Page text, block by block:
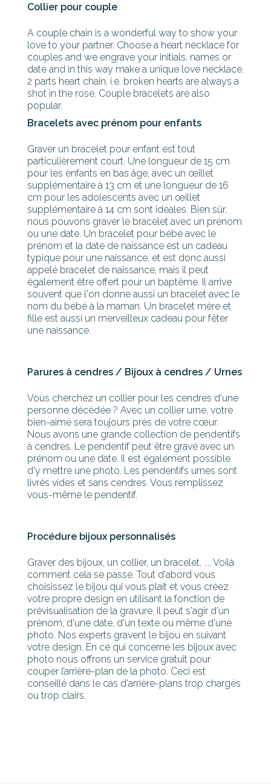
Collier pour couple
A couple chain is a wonderful way to show your
love to your partner. Choose a heart necklace for
couples and we engrave your initials, names or
date and in this way make a unique love necklace.
2 parts heart chain, i.e. broken hearts are always a
shot in the rose. Couple bracelets are also
popular.
Bracelets avec prénom pour enfants
Graver un bracelet pour enfant est tout
particulièrement court. Une longueur de 15 cm
pour les enfants en bas âge, avec un œillet
supplémentaire à 13 cm et une longueur de 16
cm pour les adolescents avec un œillet
supplémentaire à 14 cm sont idéales. Bien sûr,
nous pouvons graver le bracelet avec un prénom
ou une date. Un bracelet pour bébé avec le
prénom et la date de naissance est un cadeau
typique pour une naissance, et est donc aussi
appelé bracelet de naissance, mais il peut
également être offert pour un baptême. Il arrive
souvent que l'on donne aussi un bracelet avec le
nom du bébé à la maman. Un bracelet mère et
fille est aussi un merveilleux cadeau pour fêter
une naissance.
Parures à cendres / Bijoux à cendres / Urnes
Vous cherchez un collier pour les cendres d'une
personne décédée ? Avec un collier urne, votre
bien-aimé sera toujours près de votre cœur.
Nous avons une grande collection de pendentifs
à cendres. Le pendentif peut être gravé avec un
prénom ou une date. Il est également possible
d'y mettre une photo. Les pendentifs urnes sont
livrés vides et sans cendres. Vous remplissez
vous-même le pendentif.
Procédure bijoux personnalisés
Graver des bijoux, un collier, un bracelet, .... Voilà
comment cela se passe. Tout d'abord vous
choisissez le bijou qui vous plait et vous créez
votre propre design en utilisant la fonction de
prévisualisation de la gravure. Il peut s'agir d'un
prénom, d'une date, d'un texte ou même d'une
photo. Nos experts gravent le bijou en suivant
votre design. En ce qui concerne les bijoux avec
photo nous offrons un service gratuit pour
couper l’arrière-plan de la photo. Ceci est
conseillé dans le cas d'arrière-plans trop chargés
ou trop clairs.